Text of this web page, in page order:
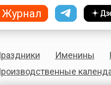
Именины
Журнал